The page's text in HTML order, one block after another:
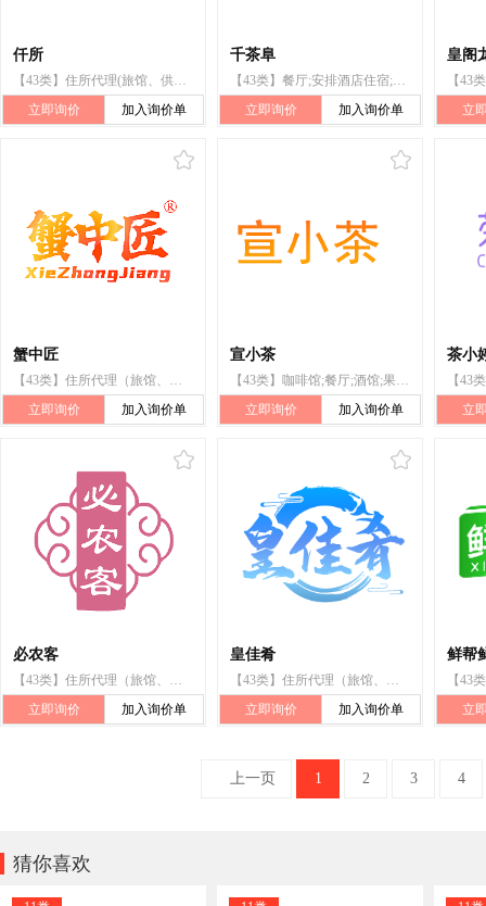
仟所
【43类】住所代理(旅馆、供膳寄宿处);咖啡馆;餐厅;饭店;酒吧服务;汽车旅馆;帐篷出租;养老院;日间托儿所(看孩子)
立即询价
加入询价单
千茶阜
【43类】餐厅;安排酒店住宿;提供野营场地设施;私人厨师服务;酒店提供的餐饮供应服务;备办宴席服务;拉面馆;日式餐馆服务;烹饪设备出租;茶馆
立即询价
加入询价单
皇阁
立
蟹中匠
【43类】住所代理（旅馆、供膳寄宿处）;咖啡馆;提供野营场地设施;旅游房屋出租;日间托儿所（看孩子）;餐馆;酒吧服务;出租椅子、桌子、桌布和玻璃器皿;流动饮食供应;茶馆
立即询价
加入询价单
宣小茶
【43类】咖啡馆;餐厅;酒馆;果汁吧;日托中心提供的学龄前儿童和婴幼儿照管;自助餐厅;茶馆;茶馆服务;提供野营场地设施;饮料分配机出租
立即询价
加入询价单
茶小
立
必农客
【43类】住所代理（旅馆、供膳寄宿处）;咖啡馆;自助餐厅;餐馆;快餐馆;酒吧服务;帐篷出租;烹饪设备出租;流动饮食供应;茶馆
立即询价
加入询价单
皇佳肴
【43类】住所代理（旅馆、供膳寄宿处）;假日野营住宿服务;咖啡馆;汽车旅馆;茶馆;酒吧服务;提供野营场地设施;饭店;烹饪设备出租;餐厅
立即询价
加入询价单
鲜帮
立
上一页 1 2 3 4
猜你喜欢